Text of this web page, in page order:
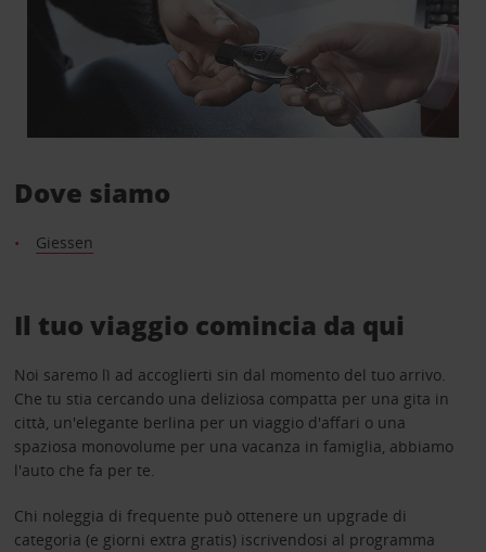
Dove siamo
Giessen
Il tuo viaggio comincia da qui
Noi saremo lì ad accoglierti sin dal momento del tuo arrivo.
Che tu stia cercando una deliziosa compatta per una gita in
città, un'elegante berlina per un viaggio d'affari o una
spaziosa monovolume per una vacanza in famiglia, abbiamo
l'auto che fa per te.
Chi noleggia di frequente può ottenere un upgrade di
categoria (e giorni extra gratis) iscrivendosi al programma